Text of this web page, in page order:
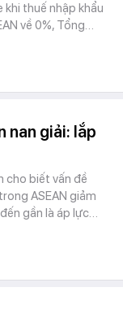
khi thuế nhập khẩu
về 0%, Tổng…
nan giải: lắp
cho biết vấn đề
ASEAN giảm
gần là áp lực…